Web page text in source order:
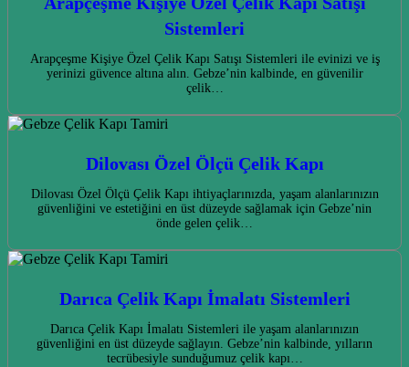
Sistemleri
Arapçeşme Kişiye Özel Çelik Kapı Satışı Sistemleri ile evinizi ve iş
yerinizi güvence altına alın. Gebze’nin kalbinde, en güvenilir
çelik…
Dilovası Özel Ölçü Çelik Kapı
Dilovası Özel Ölçü Çelik Kapı ihtiyaçlarınızda, yaşam alanlarınızın
güvenliğini ve estetiğini en üst düzeyde sağlamak için Gebze’nin
önde gelen çelik…
Darıca Çelik Kapı İmalatı Sistemleri
Darıca Çelik Kapı İmalatı Sistemleri ile yaşam alanlarınızın
güvenliğini en üst düzeyde sağlayın. Gebze’nin kalbinde, yılların
tecrübesiyle sunduğumuz çelik kapı…